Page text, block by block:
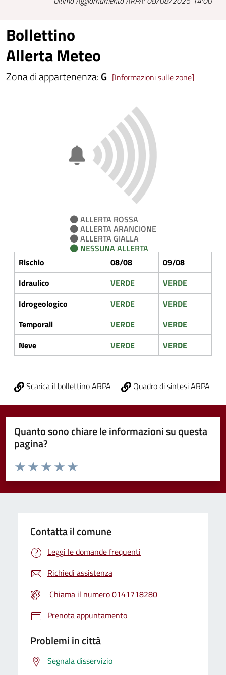
Bollettino
Allerta Meteo
Zona di appartenenza:G [Informazioni sulle zone]
ALLERTA ROSSA
ALLERTA ARANCIONE
ALLERTA GIALLA
NESSUNA ALLERTA
Rischio
08/08
09/08
Idraulico
VERDE
VERDE
Idrogeologico
VERDE
VERDE
Temporali
VERDE
VERDE
Neve
VERDE VERDE
Scarica il bollettino ARPA Quadro di sintesi ARPA
Quanto sono chiare le informazioni su questa
pagina?
Valuta da 1 a 5 stelle la pagina
Valuta 5 stelle su 5
Valuta 4 stelle su 5
Valuta 3 stelle su 5
Valuta 2 stelle su 5
Valuta 1 stelle su 5
Contatta il comune
Leggi le domande frequenti
Richiedi assistenza
Chiama il numero 0141718280
Prenota appuntamento
Problemi in città
Segnala disservizio